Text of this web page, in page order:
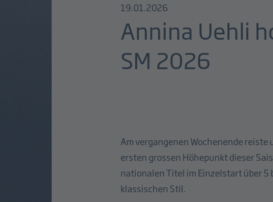
19.01.2026
Annina Uehli
SM 2026
Am vergangenen Wochenende reiste
ersten grossen Höhepunkt dieser
nationalen Titel im Einzelstart über 5
klassischen Stil.